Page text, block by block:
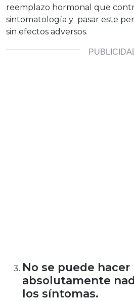
reemplazo hormonal que
sintomatología y pasar este
sin efectos adversos.
No se puede hacer
absolutamente
los síntomas.